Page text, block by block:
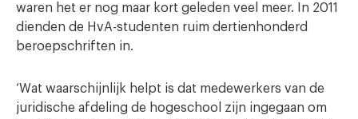
waren het er nog maar kort geleden veel meer. In 2011
dienden de HvA-studenten ruim dertienhonderd
beroepschriften in.
‘Wat waarschijnlijk helpt is dat medewerkers van de
juridische afdeling de hogeschool zijn ingegaan om